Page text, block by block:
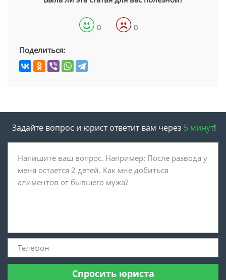
0 0
Поделиться:
Задайте вопрос и юрист ответит вам через 5 минут!
Спросить юриста